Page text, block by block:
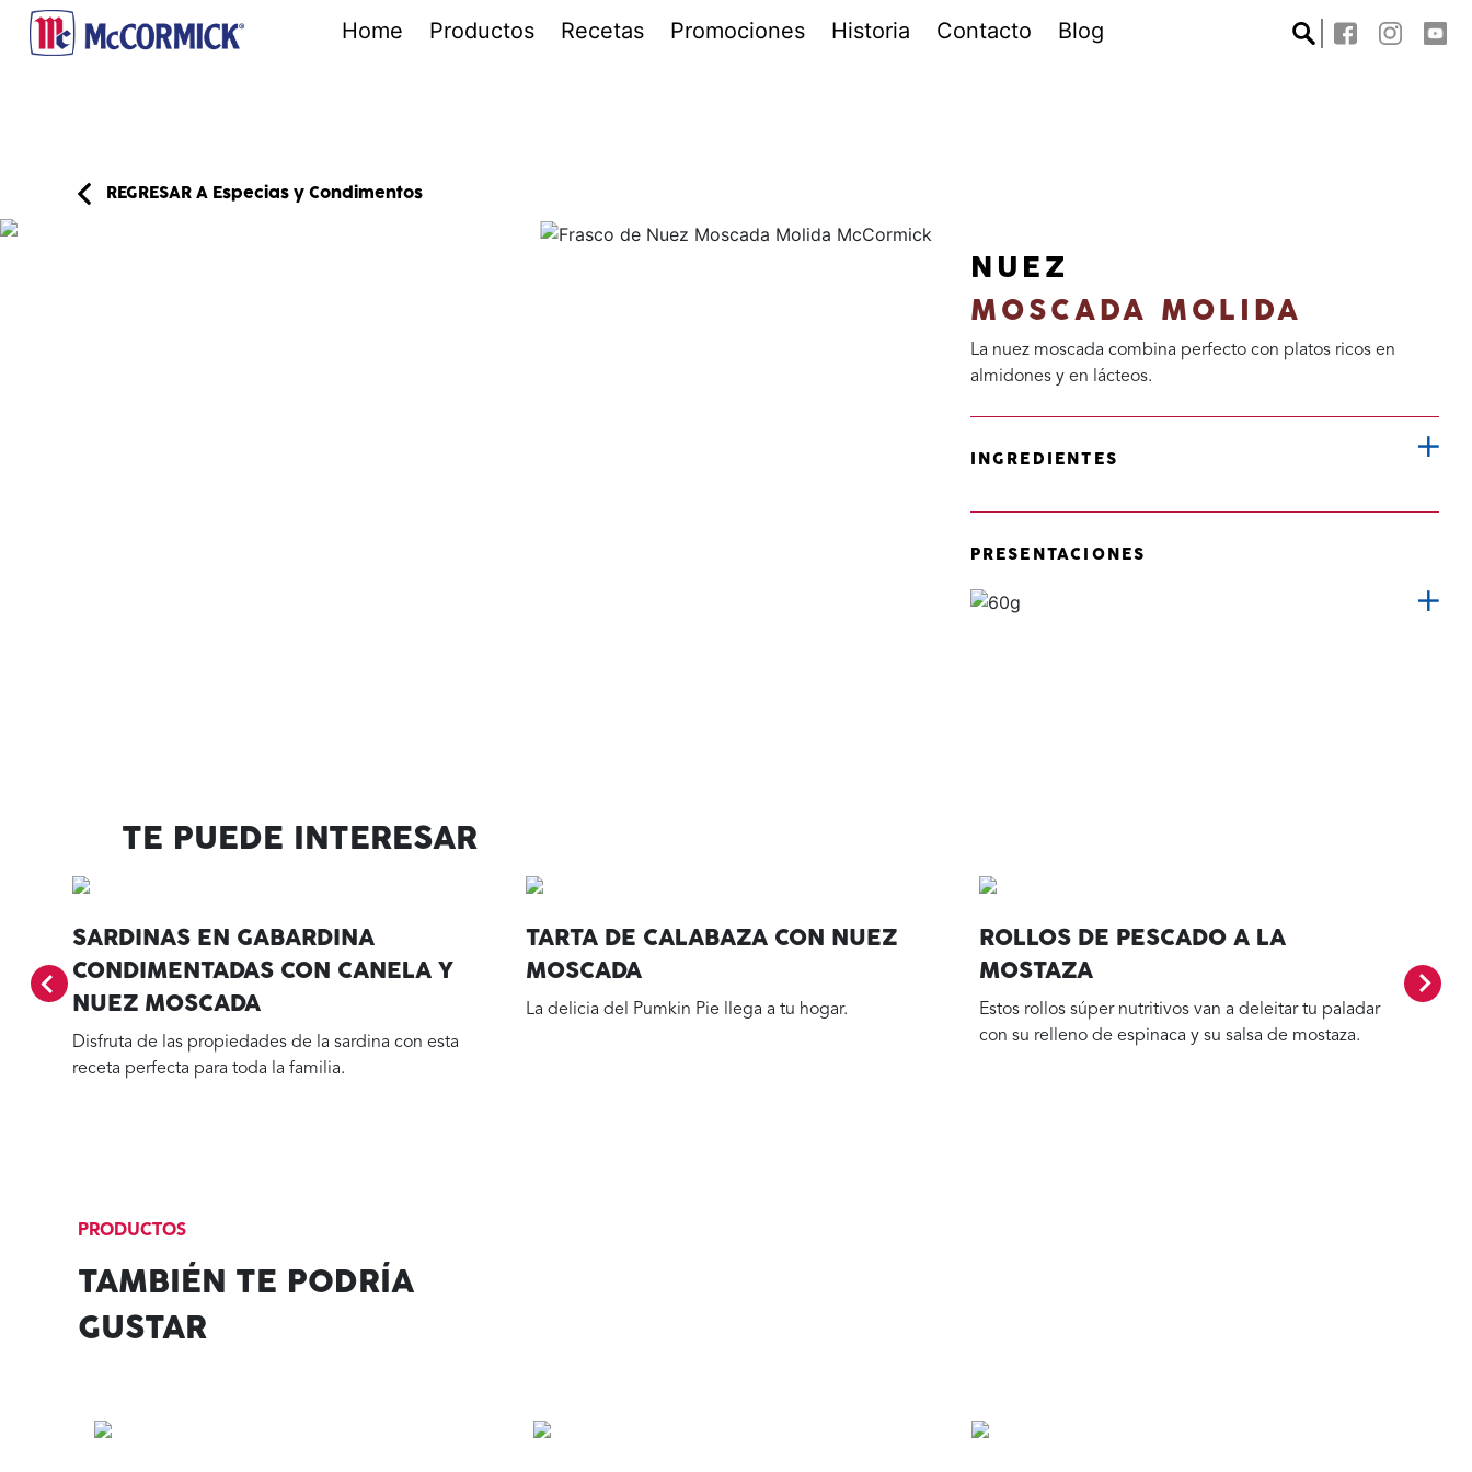
Home Productos Recetas Promociones Historia Contacto Blog
REGRESAR A Especias y Condimentos
NUEZ
MOSCADA MOLIDA
La nuez moscada combina perfecto con platos ricos en
almidones y en lácteos.
INGREDIENTES
PRESENTACIONES
TE PUEDE INTERESAR
SARDINAS EN GABARDINA
CONDIMENTADAS CON CANELA Y
NUEZ MOSCADA
Disfruta de las propiedades de la sardina con esta
receta perfecta para toda la familia.
TARTA DE CALABAZA CON NUEZ
MOSCADA
La delicia del Pumkin Pie llega a tu hogar.
ROLLOS DE PESCADO A LA
MOSTAZA
Estos rollos súper nutritivos van a deleitar tu paladar
con su relleno de espinaca y su salsa de mostaza.
PRODUCTOS
TAMBIÉN TE PODRÍA
GUSTAR